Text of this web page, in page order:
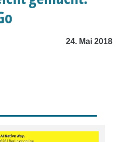
24. Mai 2018